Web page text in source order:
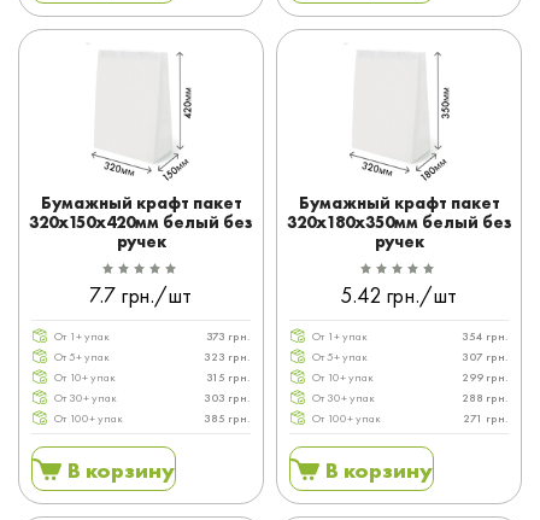
Бумажный крафт пакет
320x150x420мм белый без
ручек
7.7 грн./шт
От 1+ упак
373 грн.
От 5+ упак
323 грн.
От 10+ упак
315 грн.
От 30+ упак
303 грн.
От 100+ упак
385 грн.
В корзину
Бумажный крафт пакет
320x180x350мм белый без
ручек
5.42 грн./шт
От 1+ упак
354 грн.
От 5+ упак
307 грн.
От 10+ упак
299 грн.
От 30+ упак
288 грн.
От 100+ упак
271 грн.
В корзину